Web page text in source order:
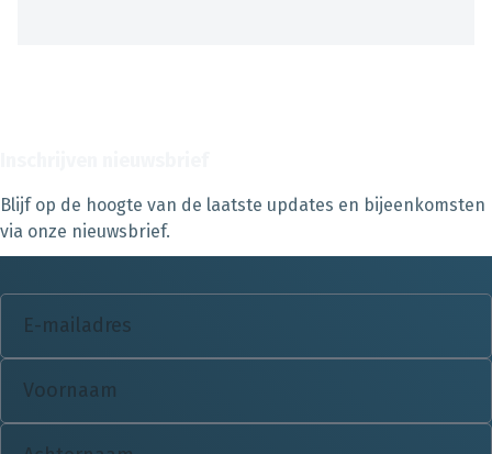
Blijf op de hoogte van de laatste updates en bijeenkomsten
via onze nieuwsbrief.